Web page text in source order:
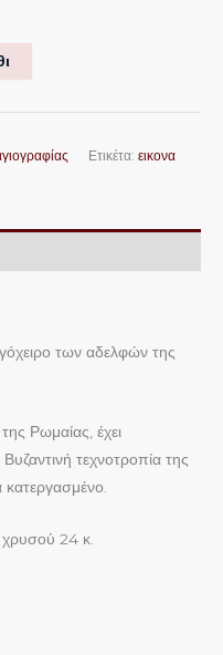
Ετικέτα: εικονα
των αδελφών της
Ρωμαίας, έχει
τεχνοτροπία της
χρυσού 24 κ.